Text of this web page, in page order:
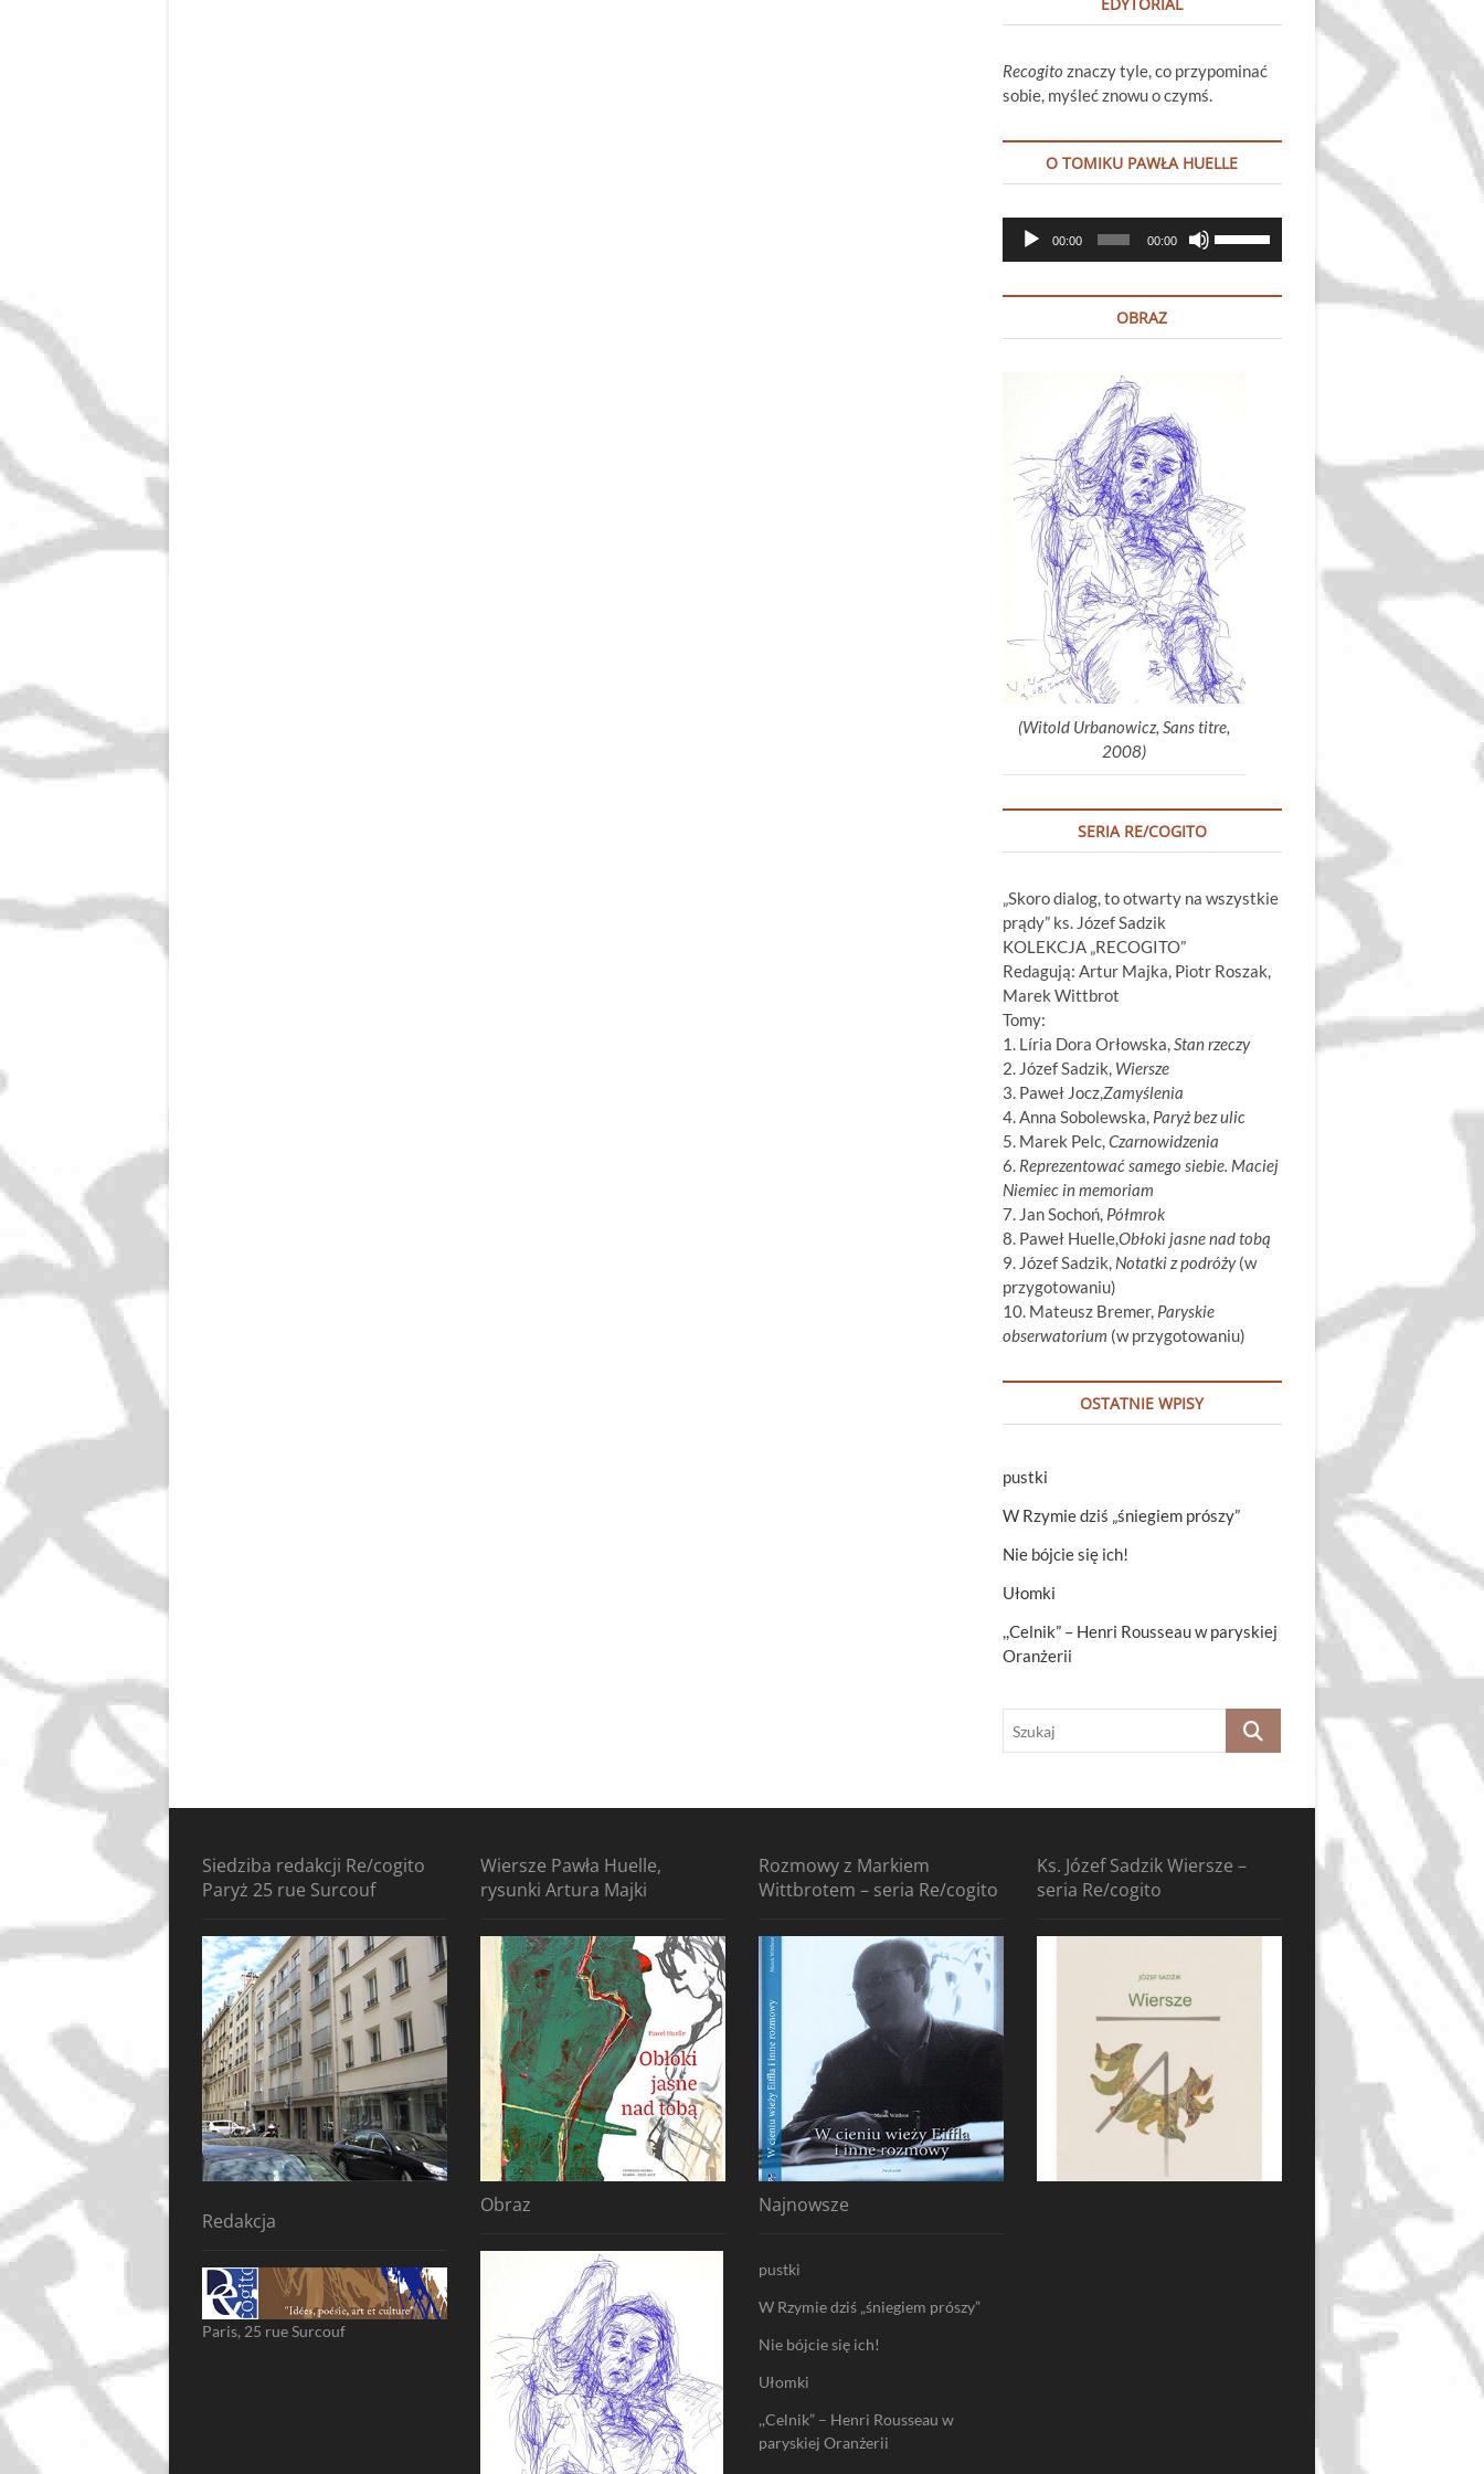
Recogito znaczy tyle, co przypominać
sobie, myśleć znowu o czymś.
O TOMIKU PAWŁA HUELLE
Odtwarzacz
plików
00:00 00:00
góry
głośność.
OBRAZ
(Witold Urbanowicz, Sans titre,
2008)
SERIA RE/COGITO
„Skoro dialog, to otwarty na wszystkie
prądy” ks. Józef Sadzik
KOLEKCJA „RECOGITO”
Redagują: Artur Majka, Piotr Roszak,
Marek Wittbrot
Tomy:
1. Líria Dora Orłowska,Stan rzeczy
2. Józef Sadzik, Wiersze
3. Paweł Jocz,Zamyślenia
4. Anna Sobolewska, Paryż bez ulic
5. Marek Pelc,Czarnowidzenia
6. Reprezentować samego siebie. Maciej
Niemiec in memoriam
7. Jan Sochoń, Półmrok
8. Paweł Huelle,Obłoki jasne nad tobą
9. Józef Sadzik, Notatki z podróży(w
przygotowaniu)
10. Mateusz Bremer, Paryskie
obserwatorium (w przygotowaniu)
OSTATNIE WPISY
pustki
W Rzymie dziś „śniegiem prószy”
Nie bójcie się ich!
Ułomki
,,Celnik” – Henri Rousseau w paryskiej
Oranżerii
Szukaj
Siedziba redakcji Re/cogito
Paryż 25 rue Surcouf
Redakcja
Paris, 25 rue Surcouf
Wiersze Pawła Huelle,
rysunki Artura Majki
Obraz
Rozmowy z Markiem
Wittbrotem – seria Re/cogito
Najnowsze
pustki
W Rzymie dziś „śniegiem prószy”
Nie bójcie się ich!
Ułomki
,,Celnik” – Henri Rousseau w
paryskiej Oranżerii
Ks. Józef Sadzik Wiersze –
seria Re/cogito